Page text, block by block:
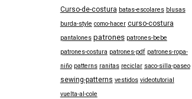
Curso-de-costura batas-escolares blusas
burda-style como-hacer curso-costura
pantalones patrones patrones-bebe
patrones-costura patrones-pdf patrones-ropa-
niño patterns ranitas reciclar saco-silla-paseo
sewing-patterns vestidos videotutorial
vuelta-al-cole